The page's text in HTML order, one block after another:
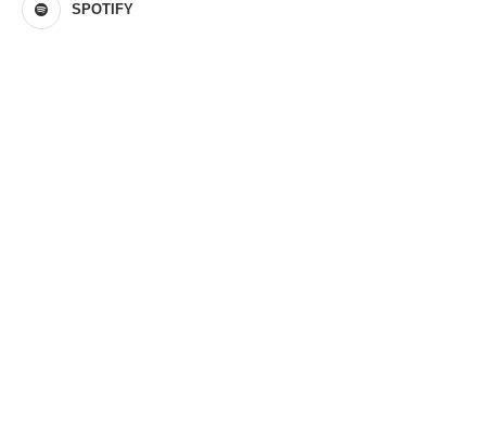
SPOTIFY